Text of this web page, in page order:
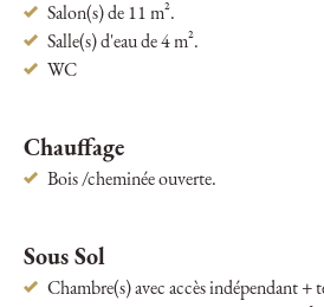
Salon(s) de 11 m².
Salle(s) d'eau de 4 m².
WC
Chauffage
Bois /cheminée ouverte.
Sous Sol
Chambre(s) avec accès indépendant +